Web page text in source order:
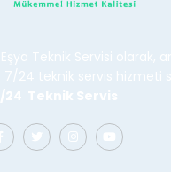
Teknik Servisi olarak,
24 teknik servis hizmeti
24 Teknik Servis